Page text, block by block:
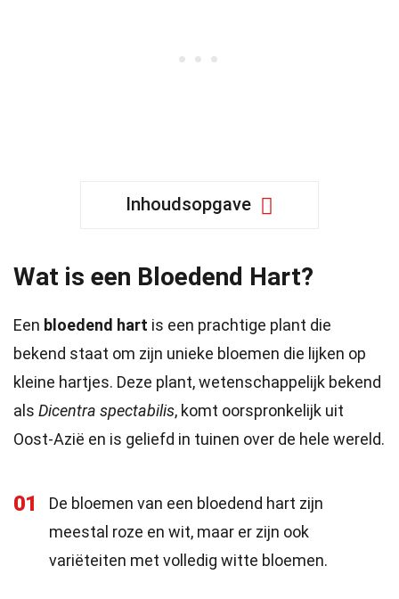
Inhoudsopgave
Wat is een Bloedend Hart?
Een bloedend hart is een prachtige plant die
bekend staat om zijn unieke bloemen die lijken op
kleine hartjes. Deze plant, wetenschappelijk bekend
als Dicentra spectabilis, komt oorspronkelijk uit
Oost-Azië en is geliefd in tuinen over de hele wereld.
01
De bloemen van een bloedend hart zijn
meestal roze en wit, maar er zijn ook
variëteiten met volledig witte bloemen.